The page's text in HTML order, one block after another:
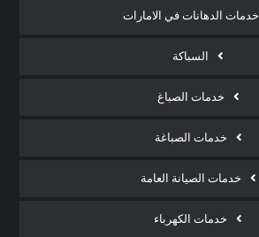
خدمات الدهانات في الامارات
السباكة
خدمات الصباغ
خدمات الصباغة
خدمات الصيانة العامة
خدمات الكهرباء